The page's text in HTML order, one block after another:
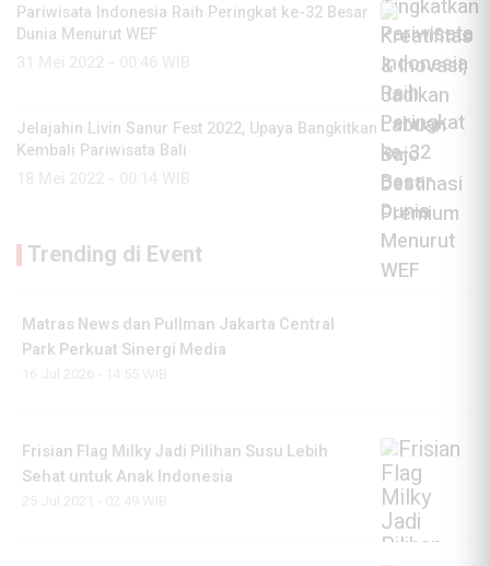
Pariwisata Indonesia Raih Peringkat ke-32 Besar
Dunia Menurut WEF
Jelajahin Livin Sanur Fest 2022, Upaya Bangkitkan
Kembali Pariwisata Bali
Trending di Event
Matras News dan Pullman Jakarta Central
Park Perkuat Sinergi Media
Frisian Flag Milky Jadi Pilihan Susu Lebih
Sehat untuk Anak Indonesia